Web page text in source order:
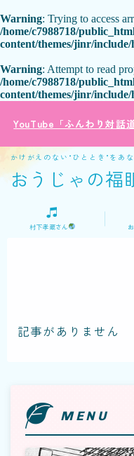
Warning: Trying to access
/home/c7988718/
content/themes/jinr/
Warning: Attempt to read
/home/c7988718/
content/themes/jinr/
YouTube「ふんわり対話
おうじゃの福
かけがえのない“ひととき”をあ
MENU
ホーム
プロフィール
ご意見・お問い合わせ
日本語
村下孝蔵さん
記事がありません
MENU